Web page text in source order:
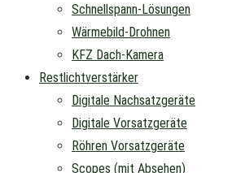
Schnellspann-Lösungen
Wärmebild-Drohnen
KFZ Dach-Kamera
Restlichtverstärker
Digitale Nachsatzgeräte
Digitale Vorsatzgeräte
Röhren Vorsatzgeräte
Scopes (mit Absehen)